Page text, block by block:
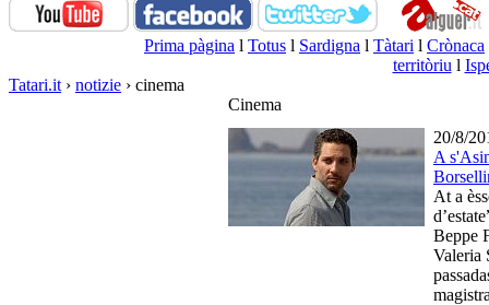
Prima pàgina l Totus l Sardigna l Tàtari l Crònaca
territòriu l
Tatari.it › notizie › cinema
Cinema
20/8/
A
At a
Beppe
Valeria